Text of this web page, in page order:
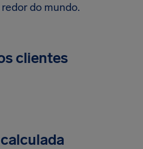
do mundo.
clientes